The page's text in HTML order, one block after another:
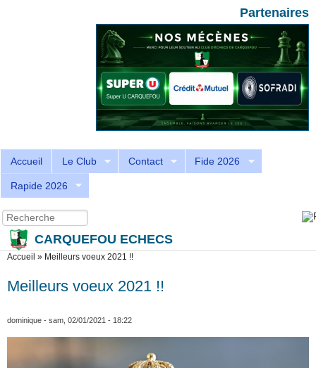
Partenaires
Accueil Le Club Contact Fide 2026
Rapide 2026
Formulaire de recherche
Recherche
CARQUEFOU ECHECS
Vous êtes ici
Accueil » Meilleurs voeux 2021 !!
Meilleurs voeux 2021 !!
dominique - sam, 02/01/2021 - 18:22